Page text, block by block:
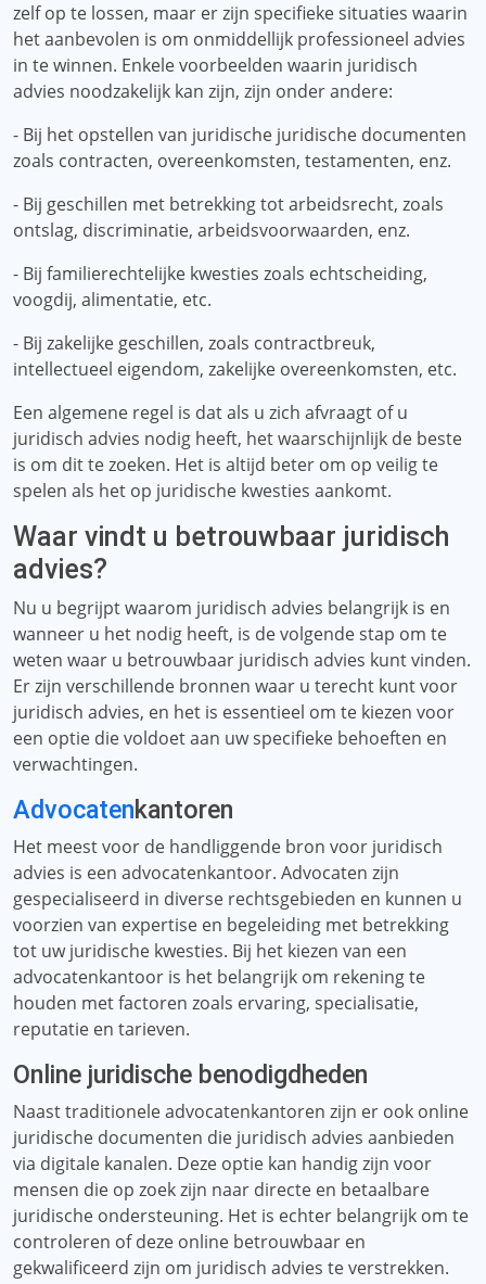
zelf op te lossen, maar er zijn specifieke situaties waarin
het aanbevolen is om onmiddellijk professioneel advies
in te winnen. Enkele voorbeelden waarin juridisch
advies noodzakelijk kan zijn, zijn onder andere:
- Bij het opstellen van juridische juridische documenten
zoals contracten, overeenkomsten, testamenten, enz.
- Bij geschillen met betrekking tot arbeidsrecht, zoals
ontslag, discriminatie, arbeidsvoorwaarden, enz.
- Bij familierechtelijke kwesties zoals echtscheiding,
voogdij, alimentatie, etc.
- Bij zakelijke geschillen, zoals contractbreuk,
intellectueel eigendom, zakelijke overeenkomsten, etc.
Een algemene regel is dat als u zich afvraagt ​​of u
juridisch advies nodig heeft, het waarschijnlijk de beste
is om dit te zoeken. Het is altijd beter om op veilig te
spelen als het op juridische kwesties aankomt.
Waar vindt u betrouwbaar juridisch
advies?
Nu u begrijpt waarom juridisch advies belangrijk is en
wanneer u het nodig heeft, is de volgende stap om te
weten waar u betrouwbaar juridisch advies kunt vinden.
Er zijn verschillende bronnen waar u terecht kunt voor
juridisch advies, en het is essentieel om te kiezen voor
een optie die voldoet aan uw specifieke behoeften en
verwachtingen.
Advocatenkantoren
Het meest voor de handliggende bron voor juridisch
advies is een advocatenkantoor. Advocaten zijn
gespecialiseerd in diverse rechtsgebieden en kunnen u
voorzien van expertise en begeleiding met betrekking
tot uw juridische kwesties. Bij het kiezen van een
advocatenkantoor is het belangrijk om rekening te
houden met factoren zoals ervaring, specialisatie,
reputatie en tarieven.
Online juridische benodigdheden
Naast traditionele advocatenkantoren zijn er ook online
juridische documenten die juridisch advies aanbieden
via digitale kanalen. Deze optie kan handig zijn voor
mensen die op zoek zijn naar directe en betaalbare
juridische ondersteuning. Het is echter belangrijk om te
controleren of deze online betrouwbaar en
gekwalificeerd zijn om juridisch advies te verstrekken.